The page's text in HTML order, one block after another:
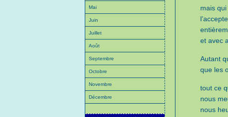
Mai
Juin
Juillet
Août
Septembre
Octobre
Novembre
Décembre
mais
l’accepte
et avec
Autant
que les
tout ce
nous
nous